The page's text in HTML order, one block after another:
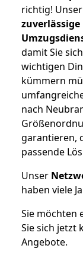
richtig!
zuverlässige
damit Sie
wichtigen
kümmern
nach
garantieren,
passende
Unser
haben viele
Sie möchten
Sie sich jetzt
Angebote.